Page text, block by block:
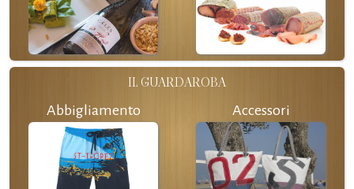
IL GUARDAROBA
Abbigliamento Accessori